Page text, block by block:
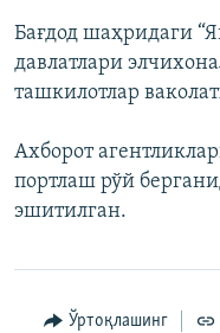
Бағдод шаҳридаги
давлатлари
ташкилотлар
Ахборот
портлаш рўй
эшитилган.
Ўртоқлашинг